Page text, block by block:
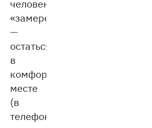
человека
«замереть»
—
остаться
в
комфортном
месте
(в
телефоне